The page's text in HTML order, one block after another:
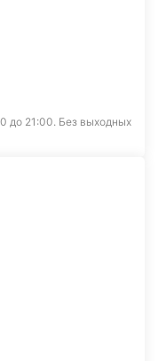
до 21:00. Без выходных